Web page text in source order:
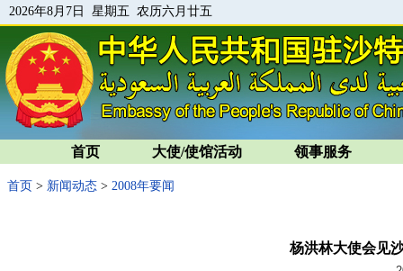
2026年8月7日 星期五 农历六月廿五
首页 大使/使馆活动 领事服务
首页 > 新闻动态 > 2008年要闻
杨洪林大使会见